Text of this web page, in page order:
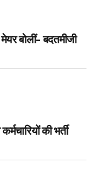
बोलीं- बदतमीजी
की भर्ती